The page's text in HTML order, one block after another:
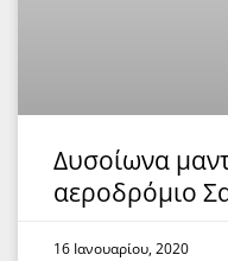
Δυσοίωνα
αεροδρόμιο
16 Ιανουαρίου, 2020